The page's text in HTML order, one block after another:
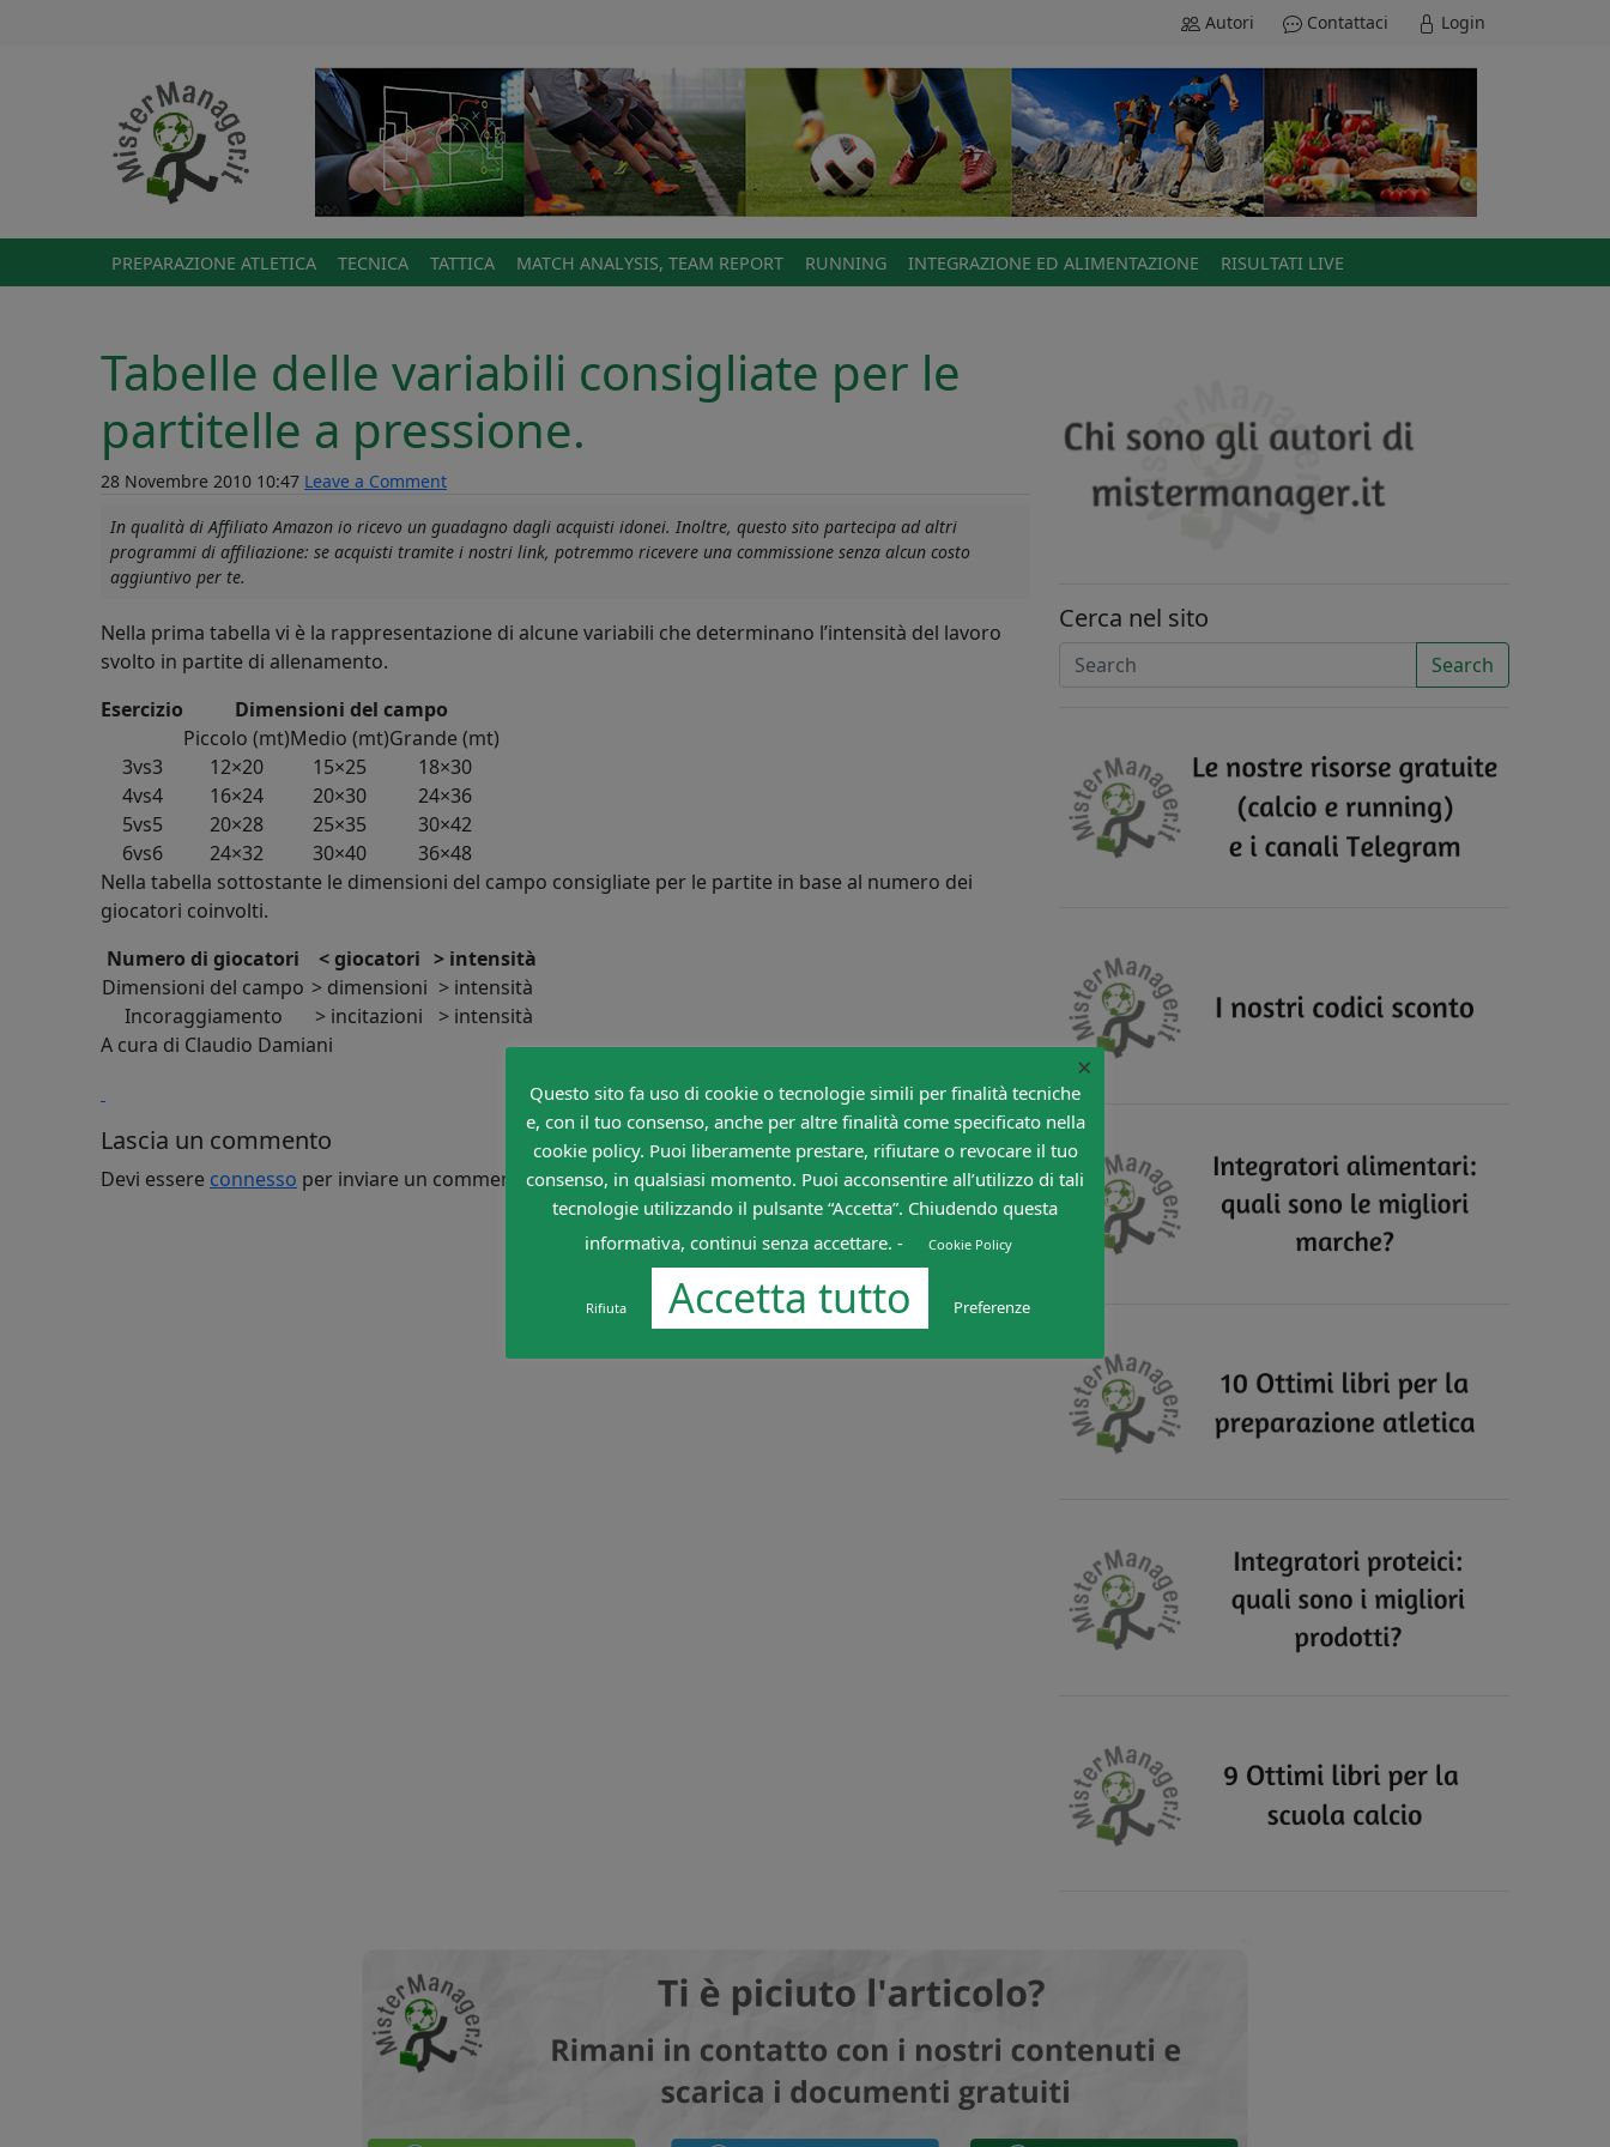
Autori Contattaci Login
PREPARAZIONE ATLETICA TECNICA TATTICA MATCH ANALYSIS, TEAM REPORT RUNNING INTEGRAZIONE ED ALIMENTAZIONE RISULTATI LIVE
Tabelle delle variabili consigliate per le
partitelle a pressione.
28 Novembre 2010 10:47 Leave a Comment
In qualità di Affiliato Amazon io ricevo un guadagno dagli acquisti idonei. Inoltre, questo sito partecipa ad altri
programmi di affiliazione: se acquisti tramite i nostri link, potremmo ricevere una commissione senza alcun costo
aggiuntivo per te.
Nella prima tabella vi è la rappresentazione di alcune variabili che determinano l’intensità del lavoro
svolto in partite di allenamento.
Esercizio
Dimensioni del campo
Piccolo (mt)Medio (mt)Grande (mt)
3vs3
12×20 15×25
18×30
4vs4
16×24 20×30
24×36
5vs5
20×28 25×35
30×42
6vs6
24×32 30×40
36×48
Nella tabella sottostante le dimensioni del campo consigliate per le partite in base al numero dei
giocatori coinvolti.
Numero di giocatori
< giocatori > intensità
Dimensioni del campo > dimensioni > intensità
Incoraggiamento
> incitazioni
> intensità
A cura di Claudio Damiani
Lascia un commento
Devi essere connesso per inviare un commento.
Cerca nel sito
Search
×
Questo sito fa uso di cookie o tecnologie simili per finalità tecniche
e, con il tuo consenso, anche per altre finalità come specificato nella
cookie policy. Puoi liberamente prestare, rifiutare o revocare il tuo
consenso, in qualsiasi momento. Puoi acconsentire all’utilizzo di tali
tecnologie utilizzando il pulsante “Accetta”. Chiudendo questa
informativa, continui senza accettare. -
Cookie Policy
Rifiuta Accetta tutto Preferenze